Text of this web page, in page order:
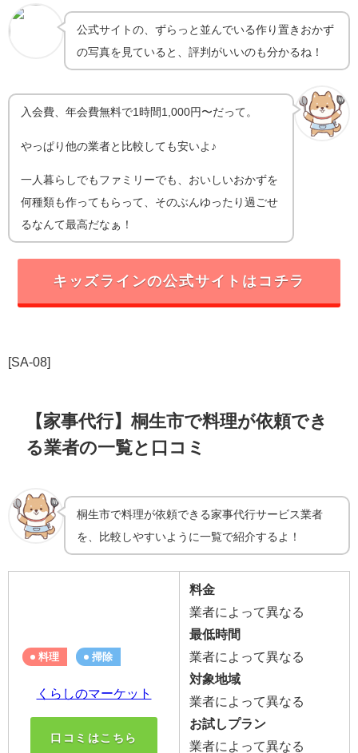
公式サイトの、ずらっと並んでいる作り置きおかず
の写真を見ていると、評判がいいのも分かるね！
入会費、年会費無料で1時間1,000円〜だって。
やっぱり他の業者と比較しても安いよ♪
一人暮らしでもファミリーでも、おいしいおかずを
何種類も作ってもらって、そのぶんゆったり過ごせ
るなんて最高だなぁ！
キッズラインの公式サイトはコチラ
[SA-08]
【家事代行】桐生市で料理が依頼でき
る業者の一覧と口コミ
桐生市で料理が依頼できる家事代行サービス業者
を、比較しやすいように一覧で紹介するよ！
料理 掃除
くらしのマーケット
口コミはこちら
料金
業者によって異なる
最低時間
業者によって異なる
対象地域
業者によって異なる
お試しプラン
業者によって異なる